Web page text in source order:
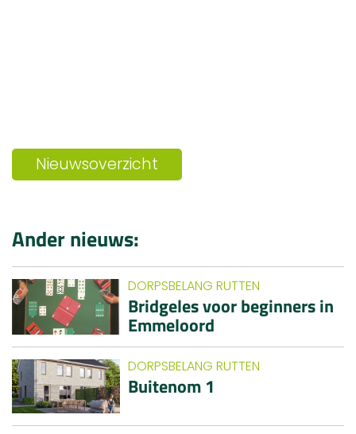
Nieuwsoverzicht
Ander nieuws:
DORPSBELANG RUTTEN
Bridgeles voor beginners in
Emmeloord
DORPSBELANG RUTTEN
Buitenom 1